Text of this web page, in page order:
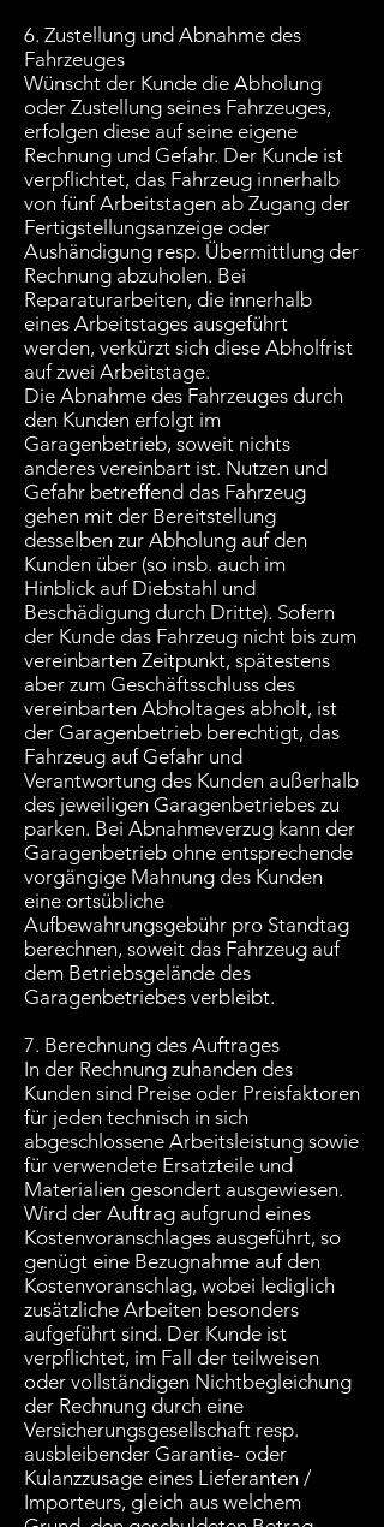
6. Zustellung und Abnahme des
Fahrzeuges
Wünscht der Kunde die Abholung
oder Zustellung seines Fahrzeuges,
erfolgen diese auf seine eigene
Rechnung und Gefahr. Der Kunde ist
verpflichtet, das Fahrzeug innerhalb
von fünf Arbeitstagen ab Zugang der
Fertigstellungsanzeige oder
Aushändigung resp. Übermittlung der
Rechnung abzuholen. Bei
Reparaturarbeiten, die innerhalb
eines Arbeitstages ausgeführt
werden, verkürzt sich diese Abholfrist
auf zwei Arbeitstage.
Die Abnahme des Fahrzeuges durch
den Kunden erfolgt im
Garagenbetrieb, soweit nichts
anderes vereinbart ist. Nutzen und
Gefahr betreffend das Fahrzeug
gehen mit der Bereitstellung
desselben zur Abholung auf den
Kunden über (so insb. auch im
Hinblick auf Diebstahl und
Beschädigung durch Dritte). Sofern
der Kunde das Fahrzeug nicht bis zum
vereinbarten Zeitpunkt, spätestens
aber zum Geschäftsschluss des
vereinbarten Abholtages abholt, ist
der Garagenbetrieb berechtigt, das
Fahrzeug auf Gefahr und
Verantwortung des Kunden außerhalb
des jeweiligen Garagenbetriebes zu
parken. Bei Abnahmeverzug kann der
Garagenbetrieb ohne entsprechende
vorgängige Mahnung des Kunden
eine ortsübliche
Aufbewahrungsgebühr pro Standtag
berechnen, soweit das Fahrzeug auf
dem Betriebsgelände des
Garagenbetriebes verbleibt.
7. Berechnung des Auftrages
In der Rechnung zuhanden des
Kunden sind Preise oder Preisfaktoren
für jeden technisch in sich
abgeschlossene Arbeitsleistung sowie
für verwendete Ersatzteile und
Materialien gesondert ausgewiesen.
Wird der Auftrag aufgrund eines
Kostenvoranschlages ausgeführt, so
genügt eine Bezugnahme auf den
Kostenvoranschlag, wobei lediglich
zusätzliche Arbeiten besonders
aufgeführt sind. Der Kunde ist
verpflichtet, im Fall der teilweisen
oder vollständigen Nichtbegleichung
der Rechnung durch eine
Versicherungsgesellschaft resp.
ausbleibender Garantie- oder
Kulanzzusage eines Lieferanten /
Importeurs, gleich aus welchem